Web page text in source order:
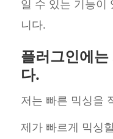
일 수 있는 기능이
니다.
플러그인에
다.
저는 빠른 믹싱을
제가 빠르게 믹싱